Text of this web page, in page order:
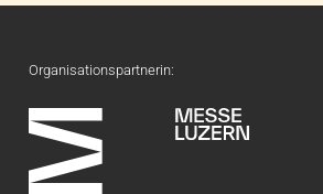
Organisationspartnerin: